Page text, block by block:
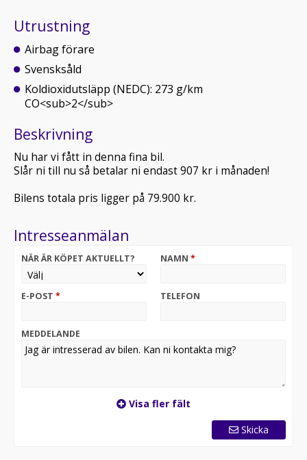
Utrustning
Airbag förare
Svensksåld
Koldioxidutsläpp (NEDC): 273 g/km
CO<sub>2</sub>
Beskrivning
Nu har vi fått in denna fina bil.
Slår ni till nu så betalar ni endast 907 kr i månaden!
Bilens totala pris ligger på 79.900 kr.
Intresseanmälan
NÄR ÄR KÖPET AKTUELLT? NAMN *
E-POST * TELEFON
MEDDELANDE
Visa fler fält
Skicka